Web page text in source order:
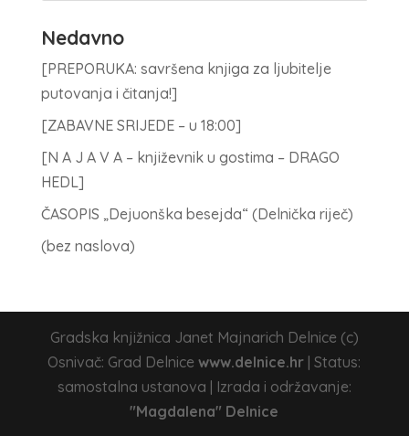
Nedavno
[PREPORUKA: savršena knjiga za ljubitelje
putovanja i čitanja!]
[ZABAVNE SRIJEDE – u 18:00]
[N A J A V A – književnik u gostima – DRAGO
HEDL]
ČASOPIS „Dejuonška besejda“ (Delnička riječ)
(bez naslova)
Gradska knjižnica Janet Majnarich Delnice (c)
Osnivač: Grad Delnicewww.delnice.hr | Status:
samostalna ustanova | Izrada i održavanje:
"Magdalena" Delnice